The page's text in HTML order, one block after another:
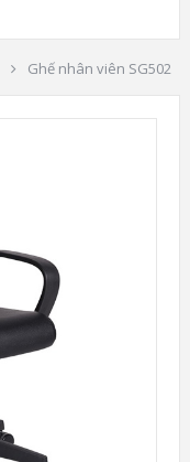
Ghế nhân viên SG502